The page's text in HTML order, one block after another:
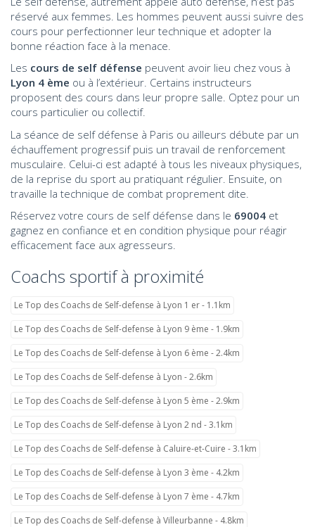
réservé aux femmes. Les hommes peuvent aussi suivre des
cours pour perfectionner leur technique et adopter la
bonne réaction face à la menace.
Les cours de self défense peuvent avoir lieu chez vous à
Lyon 4 ème ou à l’extérieur. Certains instructeurs
proposent des cours dans leur propre salle. Optez pour un
cours particulier ou collectif.
La séance de self défense à Paris ou ailleurs débute par un
échauffement progressif puis un travail de renforcement
musculaire. Celui-ci est adapté à tous les niveaux physiques,
de la reprise du sport au pratiquant régulier. Ensuite, on
travaille la technique de combat proprement dite.
Réservez votre cours de self défense dans le 69004 et
gagnez en confiance et en condition physique pour réagir
efficacement face aux agresseurs.
Coachs sportif à proximité
Le Top des Coachs de Self-defense à Lyon 1 er - 1.1km
Le Top des Coachs de Self-defense à Lyon 9 ème - 1.9km
Le Top des Coachs de Self-defense à Lyon 6 ème - 2.4km
Le Top des Coachs de Self-defense à Lyon - 2.6km
Le Top des Coachs de Self-defense à Lyon 5 ème - 2.9km
Le Top des Coachs de Self-defense à Lyon 2 nd - 3.1km
Le Top des Coachs de Self-defense à Caluire-et-Cuire - 3.1km
Le Top des Coachs de Self-defense à Lyon 3 ème - 4.2km
Le Top des Coachs de Self-defense à Lyon 7 ème - 4.7km
Le Top des Coachs de Self-defense à Villeurbanne - 4.8km